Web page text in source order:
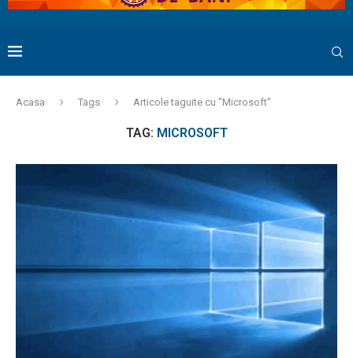
Acasa Tags Articole taguite cu "Microsoft"
TAG: MICROSOFT